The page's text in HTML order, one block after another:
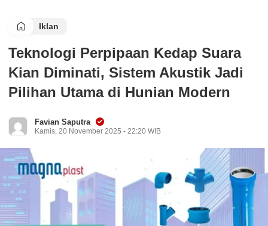
Iklan
Teknologi Perpipaan Kedap Suara
Kian Diminati, Sistem Akustik Jadi
Pilihan Utama di Hunian Modern
Favian Saputra
Kamis, 20 November 2025 - 22:20 WIB